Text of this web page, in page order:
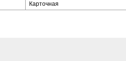
Карточная